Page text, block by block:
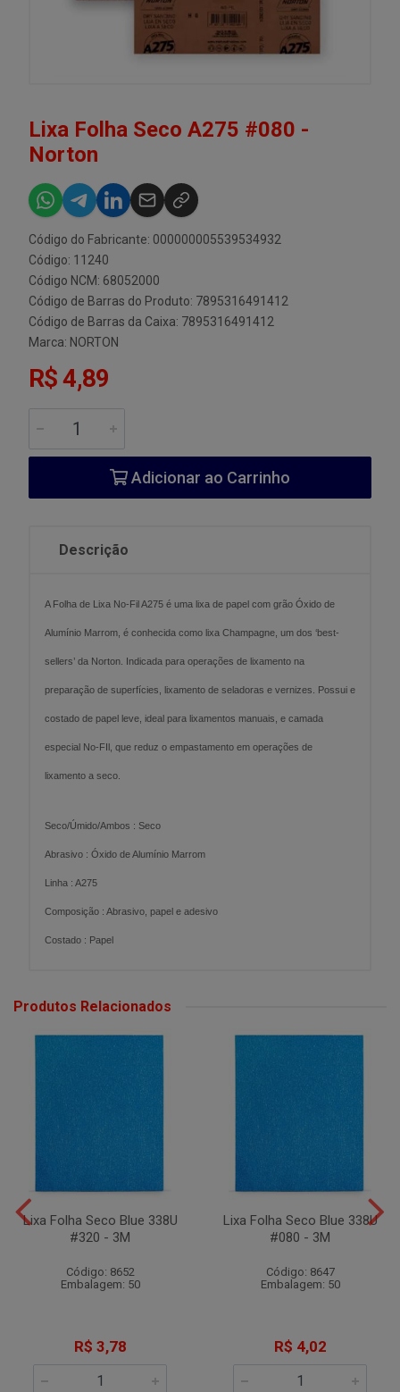
Lixa Folha Seco A275 #080 -
Norton
Código do Fabricante: 000000005539534932
Código: 11240
Código NCM: 68052000
Código de Barras do Produto: 7895316491412
Código de Barras da Caixa: 7895316491412
Marca: NORTON
R$ 4,89
Adicionar ao Carrinho
Descrição
A Folha de Lixa No-Fil A275 é uma lixa de papel com grão Óxido de
Alumínio Marrom, é conhecida como lixa Champagne, um dos ‘best-
sellers’ da Norton. Indicada para operações de lixamento na
preparação de superfícies, lixamento de seladoras e vernizes. Possui e
costado de papel leve, ideal para lixamentos manuais, e camada
especial No-FIl, que reduz o empastamento em operações de
lixamento a seco.
Seco/Úmido/Ambos : Seco
Abrasivo : Óxido de Alumínio Marrom
Linha : A275
Composição : Abrasivo, papel e adesivo
Costado : Papel
Produtos Relacionados
Lixa Folha Seco Blue 338U
#320 - 3M
Código: 8652
Embalagem: 50
R$ 3,78
Lixa Folha Seco Blue 338U
#080 - 3M
Código: 8647
Embalagem: 50
R$ 4,02